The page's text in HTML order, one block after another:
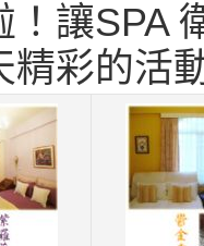
！讓SPA
精彩的活